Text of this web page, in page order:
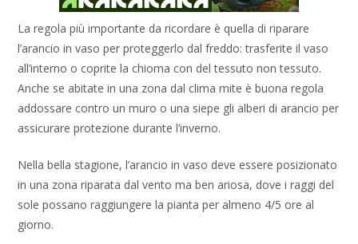
La regola più importante da ricordare è quella di riparare
l’arancio in vaso per proteggerlo dal freddo: trasferite il vaso
all’interno o coprite la chioma con del tessuto non tessuto.
Anche se abitate in una zona dal clima mite è buona regola
addossare contro un muro o una siepe gli alberi di arancio per
assicurare protezione durante l’inverno.
Nella bella stagione, l’arancio in vaso deve essere posizionato
in una zona riparata dal vento ma ben ariosa, dove i raggi del
sole possano raggiungere la pianta per almeno 4/5 ore al
giorno.